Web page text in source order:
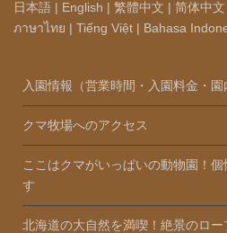
日本語 | English | 繁體中文 | 简体中文
ภาษาไทย | Tiếng Việt | Bahasa
入園情報（営業時間・入園料金・園
クマ牧場へのアクセス
ここはクマがいっぱいの動物園！
す
北海道の大自然を満喫！絶景のロー